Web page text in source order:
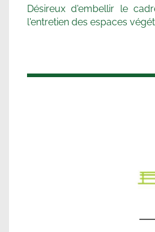
Désireux d'embellir le
l'entretien des espaces